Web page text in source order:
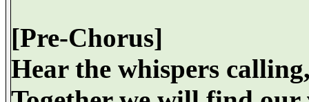
[Pre-Chorus]
Hear the whispers